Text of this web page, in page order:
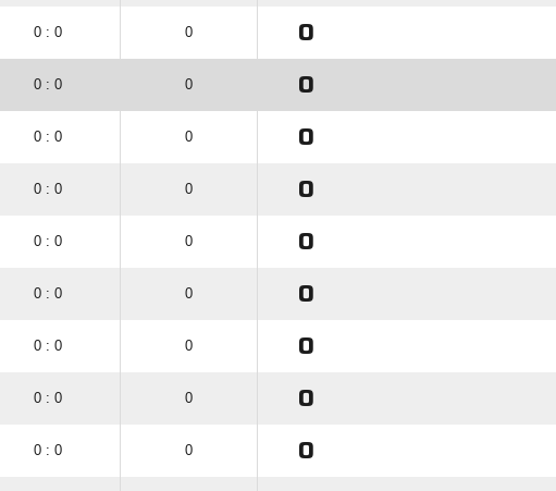
0 : 0 0 0
0 : 0 0 0
0 : 0 0 0
0 : 0 0 0
0 : 0 0 0
0 : 0 0 0
0 : 0 0 0
0 : 0 0 0
0 : 0 0 0